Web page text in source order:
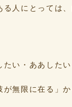
人にとっては
たい・ああした
無限に在る」か